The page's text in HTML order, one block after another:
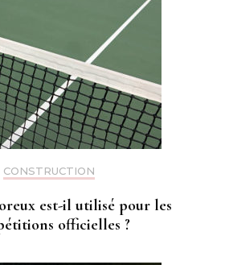
CONSTRUCTION
est-il utilisé pour les
officielles ?